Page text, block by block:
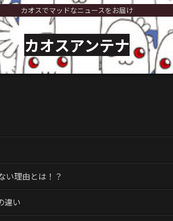
カオスでマッドなニュースをお届け
カオスアンテナ
い理由とは！？
違い